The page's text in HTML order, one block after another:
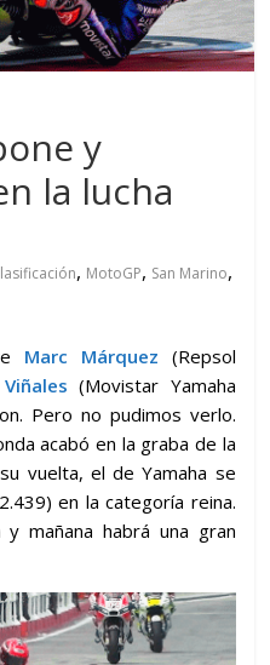
y
la lucha
, MotoGP, San Marino,
Marc Márquez (Repsol
(Movistar Yamaha
Pero no pudimos verlo.
acabó en la graba de la
vuelta, el de Yamaha se
en la categoría reina.
mañana habrá una gran